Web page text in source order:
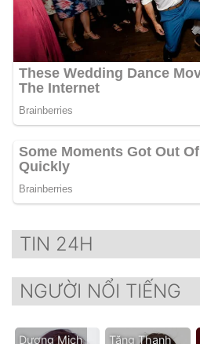
TIN 24H
NGƯỜI NỔI TIẾNG
Dương Mịch Tăng Thanh